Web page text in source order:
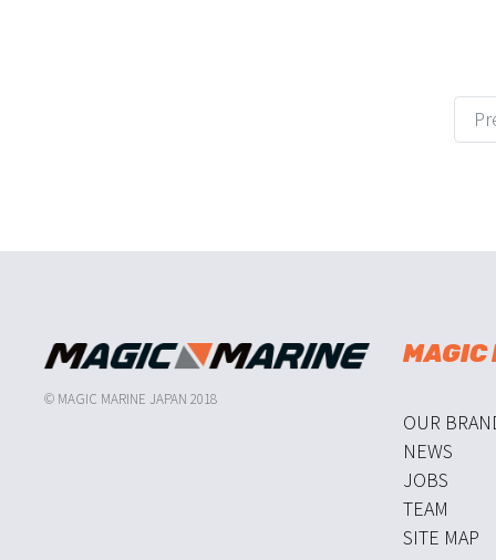
© MAGIC MARINE JAPAN 2018
MAGIC
OUR
NEWS
JOBS
TEAM
SITE MAP